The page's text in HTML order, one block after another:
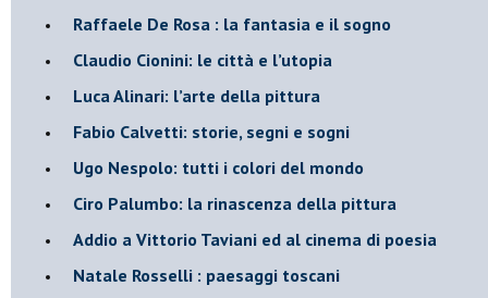
Raffaele De Rosa : la fantasia e il sogno
​Claudio Cionini: le città e l’utopia
Luca Alinari: l’arte della pittura
​Fabio Calvetti: storie, segni e sogni
Ugo Nespolo: tutti i colori del mondo
​Ciro Palumbo: la rinascenza della pittura
​Addio a Vittorio Taviani ed al cinema di poesia
​Natale Rosselli : paesaggi toscani